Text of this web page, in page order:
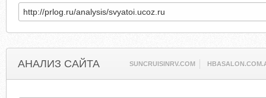
АНАЛИЗ САЙТА SUNCRUISINRV.COM